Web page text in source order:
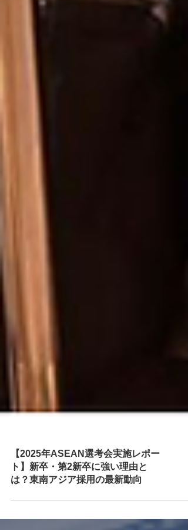
【2025年ASEAN選考会実施レポー
は？東南アジア採用の最新動向